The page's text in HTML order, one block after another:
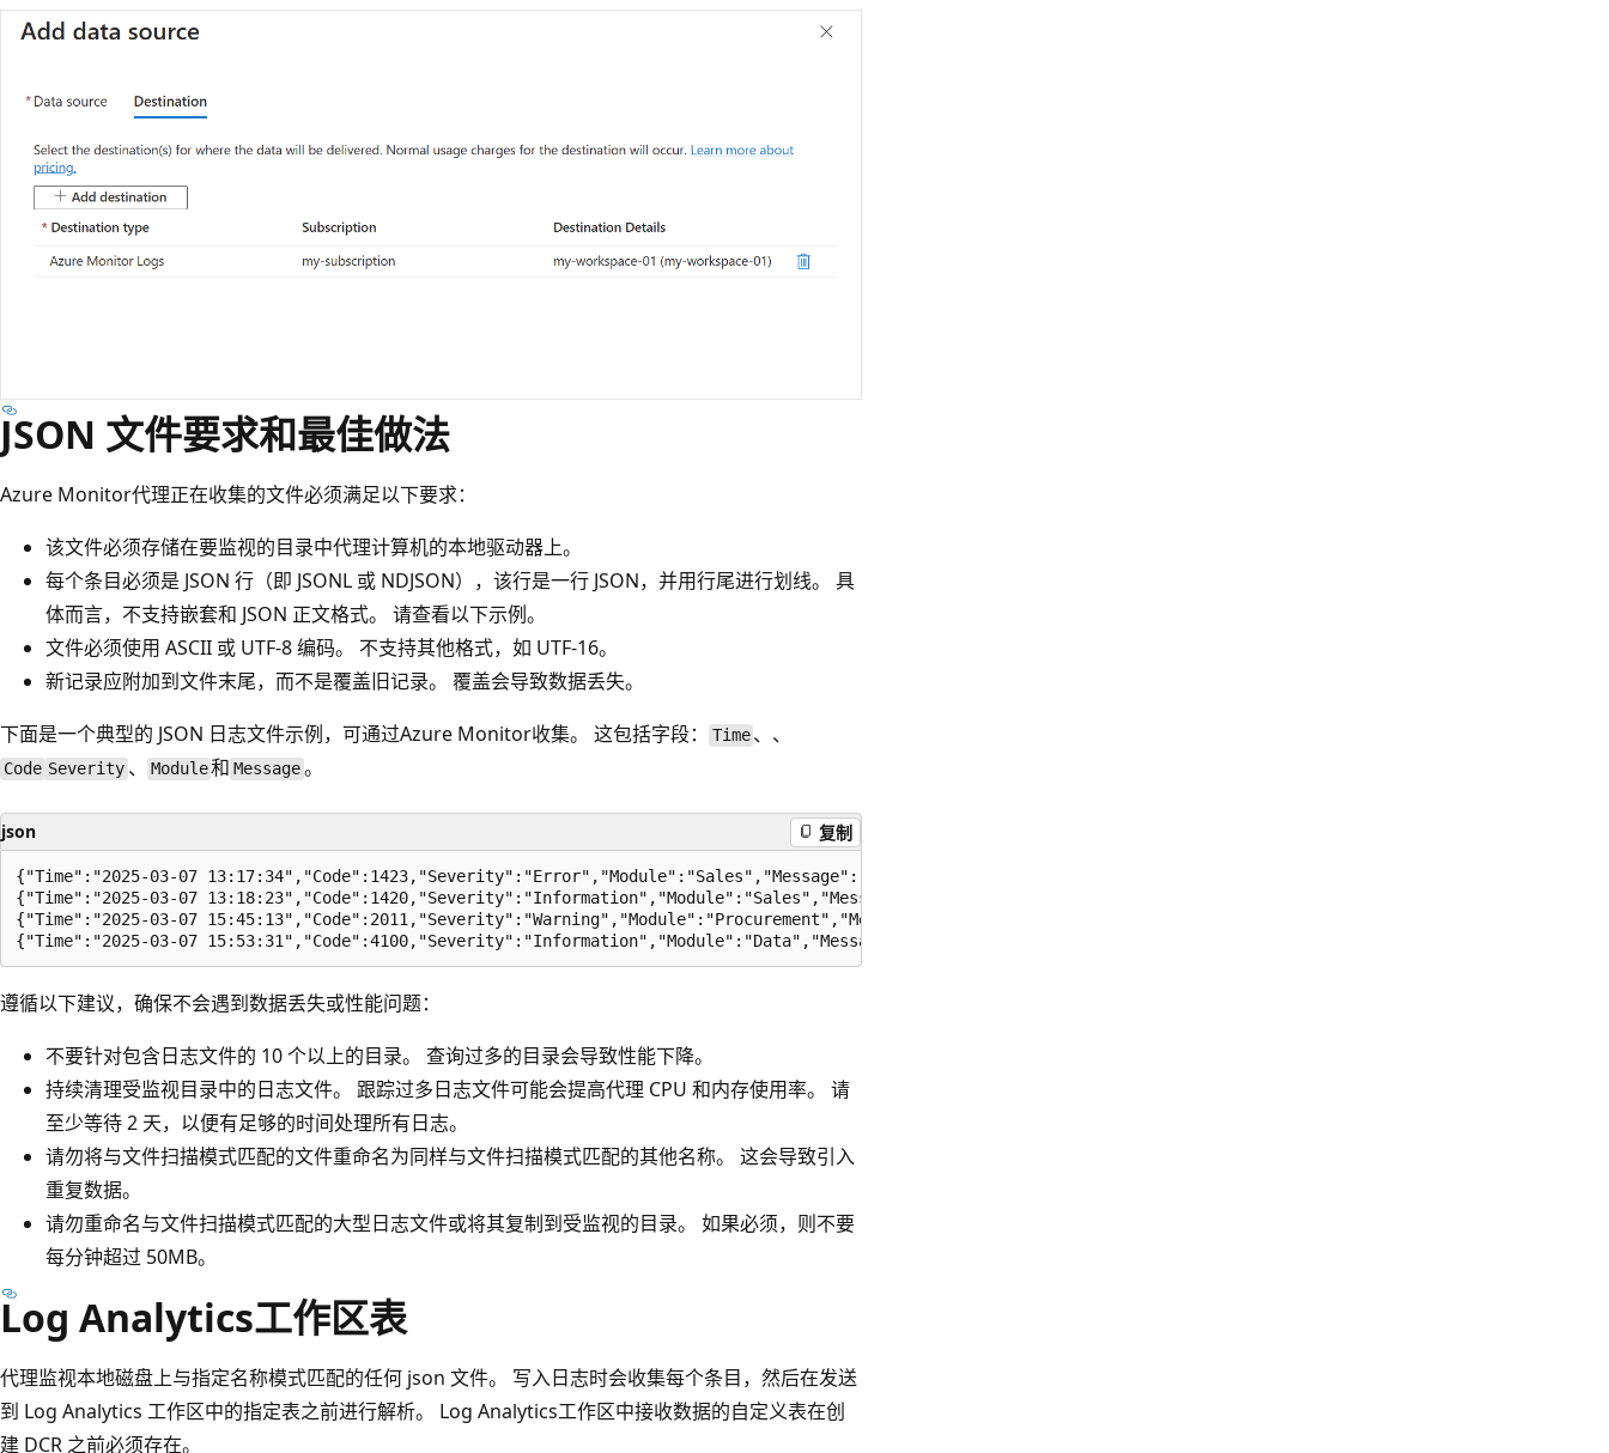
JSON 文件要求和最佳做法
Azure Monitor代理正在收集的文件必须满足以下要求：
该文件必须存储在要监视的目录中代理计算机的本地驱动器上。
每个条目必须是 JSON 行（即 JSONL 或 NDJSON），该行是一行 JSON，并用行尾进行划线。 具
体而言，不支持嵌套和 JSON 正文格式。 请查看以下示例。
文件必须使用 ASCII 或 UTF-8 编码。 不支持其他格式，如 UTF-16。
新记录应附加到文件末尾，而不是覆盖旧记录。 覆盖会导致数据丢失。
下面是一个典型的 JSON 日志文件示例，可通过Azure Monitor收集。 这包括字段：
Time 、、
Code Severity 、 Module和 Message。
json 复制
{"Time":"2025-03-07 13:17:34","Code":1423,"Severity":"Error","Module":"Sales","Message":"Unable to connect to pricing service."}
{"Time":"2025-03-07 13:18:23","Code":1420,"Severity":"Information","Module":"Sales","Message":"Pricing service connection established."}
{"Time":"2025-03-07 15:45:13","Code":2011,"Severity":"Warning","Module":"Procurement","Message":"Module failed and was restarted."}
遵循以下建议，确保不会遇到数据丢失或性能问题：
不要针对包含日志文件的 10 个以上的目录。 查询过多的目录会导致性能下降。
持续清理受监视目录中的日志文件。 跟踪过多日志文件可能会提高代理 CPU 和内存使用率。 请
至少等待 2 天，以便有足够的时间处理所有日志。
请勿将与文件扫描模式匹配的文件重命名为同样与文件扫描模式匹配的其他名称。 这会导致引入
重复数据。
请勿重命名与文件扫描模式匹配的大型日志文件或将其复制到受监视的目录。 如果必须，则不要
每分钟超过 50MB。
Log Analytics工作区表
代理监视本地磁盘上与指定名称模式匹配的任何 json 文件。 写入日志时会收集每个条目，然后在发送
到 Log Analytics 工作区中的指定表之前进行解析。 Log Analytics工作区中接收数据的自定义表在创
建 DCR 之前必须存在。